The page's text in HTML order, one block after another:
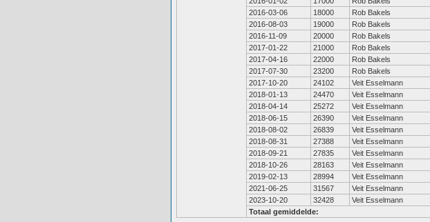
2016-03-06
18000 Rob Bakels
2016-08-03
19000 Rob Bakels
2016-11-09
20000 Rob Bakels
2017-01-22
21000 Rob Bakels
2017-04-16
22000 Rob Bakels
2017-07-30
23200 Rob Bakels
2017-10-20
24102 Veit Esselmann
2018-01-13
24470 Veit Esselmann
2018-04-14
25272 Veit Esselmann
2018-06-15
26390 Veit Esselmann
2018-08-02
26839 Veit Esselmann
2018-08-31
27388 Veit Esselmann
2018-09-21
27835 Veit Esselmann
2018-10-26
28163 Veit Esselmann
2019-02-13
28994 Veit Esselmann
2021-06-25
31567 Veit Esselmann
2023-10-20
32428 Veit Esselmann
Totaal gemiddelde: